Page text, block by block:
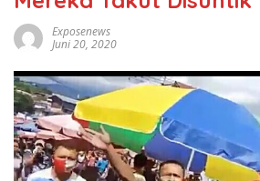
Exposenews
Juni 20, 2020